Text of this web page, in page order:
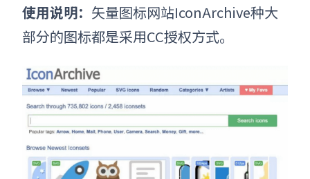
使用说明： 矢量图标网站IconArchive种大
部分的图标都是采用CC授权方式。